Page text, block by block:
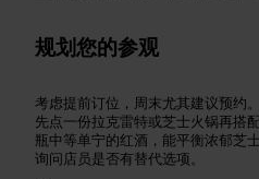
规划您的参观
考虑提前订位，周末尤其建议预约
先点一份拉克雷特或芝士火锅再搭
瓶中等单宁的红酒，能平衡浓郁芝
询问店员是否有替代选项。